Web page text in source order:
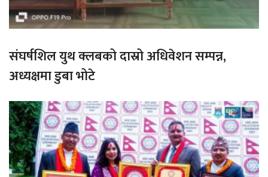
संघर्षशिल युथ क्लबको दास्रो अधिवेशन सम्पन्न,
अध्यक्षमा डुबा भोटे